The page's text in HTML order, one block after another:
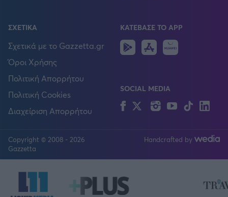
ΣΧΕΤΙΚΑ
Σχετικά με το Gazzetta.gr
Όροι Χρήσης
Πολιτική Απορρήτου
Πολιτική Cookies
Διαχείριση Απορρήτου
ΚΑΤΕΒΑΣΕ ΤΟ APP
Android
IOS
SOCIAL MEDIA
FacebookTwitterInstagram
YouTubeTikTok
Copyright © 2008 - 2026
Gazzetta
Handcrafted by